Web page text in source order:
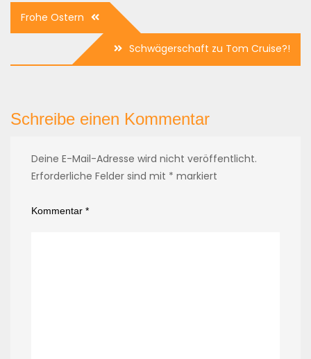
Beitragsnavigation
Frohe Ostern
Schwägerschaft zu Tom Cruise?!
Schreibe einen Kommentar
Deine E-Mail-Adresse wird nicht veröffentlicht.
Erforderliche Felder sind mit * markiert
Kommentar *